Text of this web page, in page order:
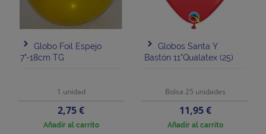
Globo Foil Espejo
7"-18cm TG
1 unidad
Precio
2,75 €
Añadir al carrito
Globos Santa Y
Bastón 11"Qualatex (25)
Bolsa 25 unidades
Precio
11,95 €
Añadir al carrito